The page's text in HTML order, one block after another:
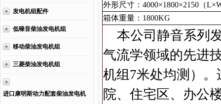
发电机组配件
低噪音柴油发电机组
移动柴油发电机组
三菱柴油发电机组
进口康明斯动力配套柴油发电机
外形尺寸： 4000×1800×2150 （
箱体重量： 1800KG
本公司静音系列
气流学领域的先进
机组7米处均测）
院、住宅区、办公